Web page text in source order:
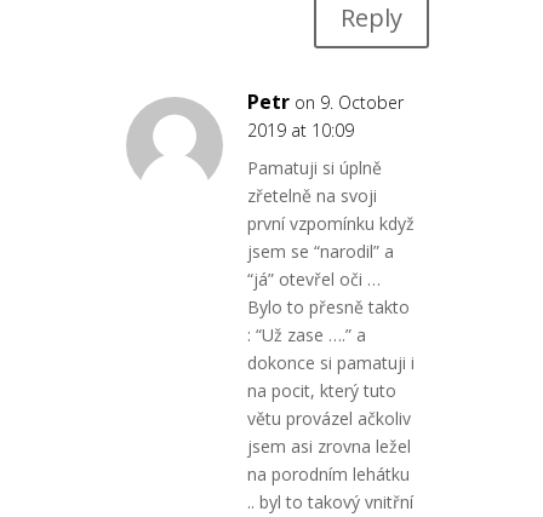
Reply
Petr on 9. October
2019 at 10:09
Pamatuji si úplně
zřetelně na svoji
první vzpomínku když
jsem se “narodil” a
“já” otevřel oči …
Bylo to přesně takto
: “Už zase ….” a
dokonce si pamatuji i
na pocit, který tuto
větu provázel ačkoliv
jsem asi zrovna ležel
na porodním lehátku
.. byl to takový vnitřní